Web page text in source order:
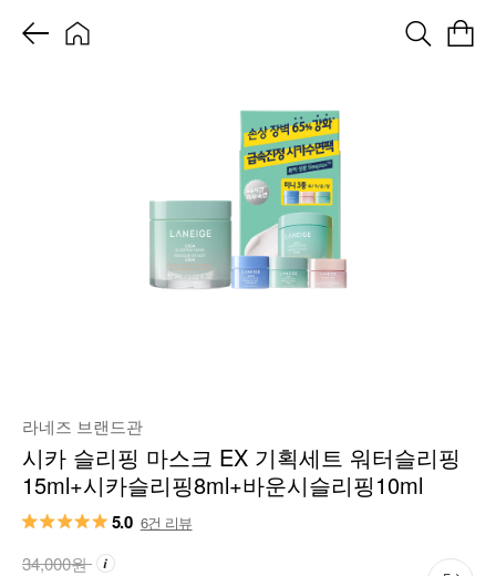
라네즈 브랜드관
시카 슬리핑 마스크 EX 기획세트 워터슬리핑
15ml+시카슬리핑8ml+바운시슬리핑10ml
5.0 6건 리뷰
34,000원